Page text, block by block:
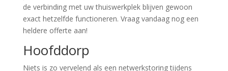
de verbinding met uw thuiswerkplek blijven gewoon
exact hetzelfde functioneren. Vraag vandaag nog een
heldere offerte aan!
Hoofddorp
Niets is zo vervelend als een netwerkstoring tijdens